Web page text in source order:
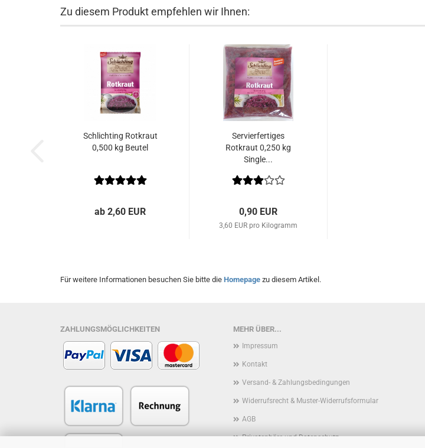
Zu diesem Produkt empfehlen wir Ihnen:
Schlichting Rotkraut
0,500 kg Beutel
ab 2,60 EUR
Servierfertiges
Rotkraut 0,250 kg
Single...
0,90 EUR
3,60 EUR pro Kilogramm
Für weitere Informationen besuchen Sie bitte die Homepage zu diesem Artikel.
MEHR ÜBER...
Impressum
Kontakt
Versand- & Zahlungsbedingungen
Widerrufsrecht & Muster-Widerrufsformular
AGB
Privatsphäre und Datenschutz
ZAHLUNGSMÖGLICHKEITEN